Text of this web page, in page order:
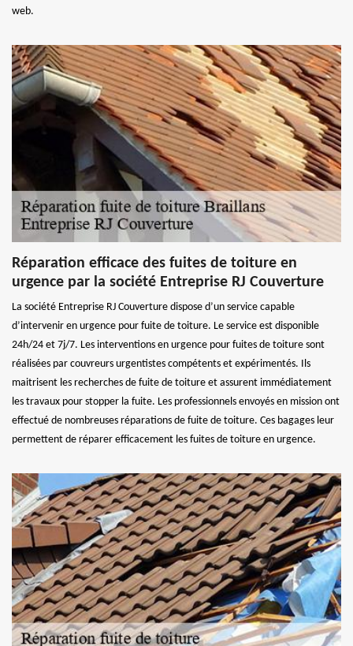
web.
Réparation efficace des fuites de toiture en
urgence par la société Entreprise RJ Couverture
La société Entreprise RJ Couverture dispose d’un service capable
d’intervenir en urgence pour fuite de toiture. Le service est disponible
24h/24 et 7j/7. Les interventions en urgence pour fuites de toiture sont
réalisées par couvreurs urgentistes compétents et expérimentés. Ils
maitrisent les recherches de fuite de toiture et assurent immédiatement
les travaux pour stopper la fuite. Les professionnels envoyés en mission ont
effectué de nombreuses réparations de fuite de toiture. Ces bagages leur
permettent de réparer efficacement les fuites de toiture en urgence.